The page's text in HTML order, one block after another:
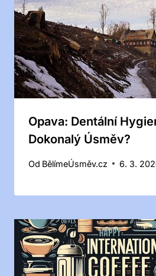
Opava: Dentální
Dokonalý Úsměv?
Od BělímeÚsměv.cz 6. 3.